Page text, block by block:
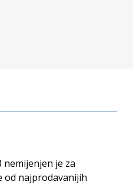
nemijenjen je za
od najprodavanijih